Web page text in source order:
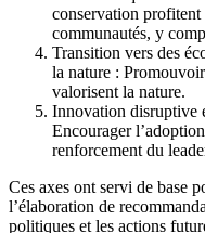
conservation profitent
communautés, y
Transition vers des
la nature :
valorisent la nature.
Innovation disruptive
Encourager
renforcement du
Ces axes ont servi de base
l’élaboration de
politiques et les actions